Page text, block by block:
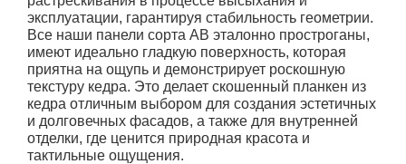
эксплуатации, гарантируя стабильность геометрии.
Все наши панели сорта АВ эталонно простроганы,
имеют идеально гладкую поверхность, которая
приятна на ощупь и демонстрирует роскошную
текстуру кедра. Это делает скошенный планкен из
кедра отличным выбором для создания эстетичных
и долговечных фасадов, а также для внутренней
отделки, где ценится природная красота и
тактильные ощущения.